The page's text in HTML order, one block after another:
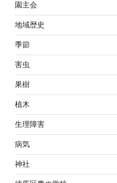
園主会
地域歴史
季節
害虫
果樹
植木
生理障害
病気
神社